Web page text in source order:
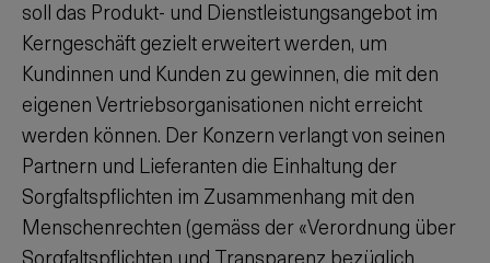
soll das Produkt- und Dienstleistungsangebot im
Kerngeschäft gezielt erweitert werden, um
Kundinnen und Kunden zu gewinnen, die mit den
eigenen Vertriebsorganisationen nicht erreicht
werden können. Der Konzern verlangt von seinen
Partnern und Lieferanten die Einhaltung der
Sorgfaltspflichten im Zusammenhang mit den
Menschenrechten (gemäss der «Verordnung über
Sorgfaltspflichten und Transparenz bezüglich